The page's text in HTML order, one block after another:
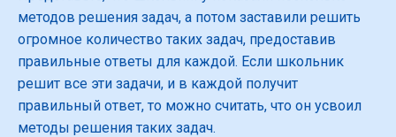
методов решения задач, а потом заставили решить
огромное количество таких задач, предоставив
правильные ответы для каждой. Если школьник
решит все эти задачи, и в каждой получит
правильный ответ, то можно считать, что он усвоил
методы решения таких задач.